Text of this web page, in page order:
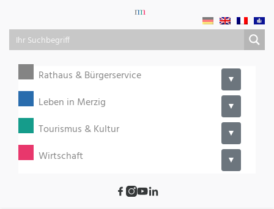
Rathaus & Bürgerservice ▼
Leben in Merzig ▼
Tourismus & Kultur ▼
Wirtschaft ▼